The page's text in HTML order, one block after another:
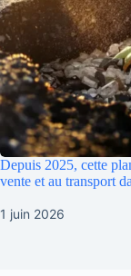
Depuis 2025, cette
vente et au transport
1 juin 2026